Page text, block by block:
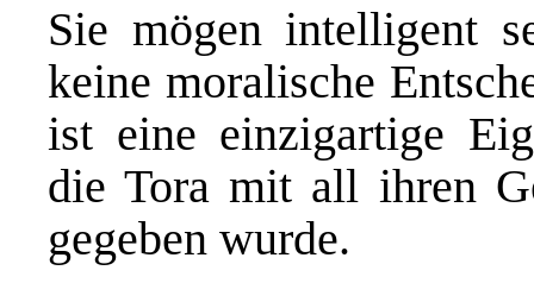
Sie mögen intelligent
keine moralische
ist eine einzigartige
die Tora mit all ihren
gegeben wurde.